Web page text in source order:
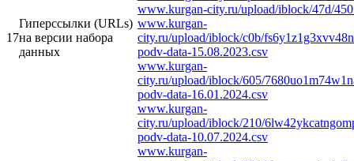
17
Гиперссылки (URLs)
на версии набора
данных
www.kurgan-city.ru/upload/iblock/47d/
www.kurgan-
city.ru/upload/iblock/c0b/
podv-data-15.08.2023.csv
www.kurgan-
city.ru/upload/iblock/605/
podv-data-16.01.2024.csv
www.kurgan-
city.ru/upload/iblock/210/
podv-data-10.07.2024.csv
www.kurgan-